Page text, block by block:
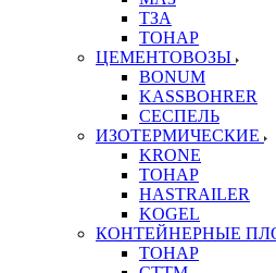
ТЗА
ТОНАР
ЦЕМЕНТОВОЗЫ
BONUM
KASSBOHRER
СЕСПЕЛЬ
ИЗОТЕРМИЧЕСКИЕ
KRONE
ТОНАР
HASTRAILER
KOGEL
КОНТЕЙНЕРНЫЕ
ТОНАР